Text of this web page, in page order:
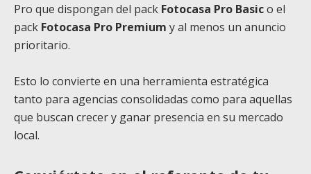
Pro que dispongan del pack Fotocasa Pro Basico el
pack Fotocasa Pro Premium y al menos un anuncio
prioritario.
Esto lo convierte en una herramienta estratégica
tanto para agencias consolidadas como para aquellas
que buscan crecer y ganar presencia en su mercado
local.